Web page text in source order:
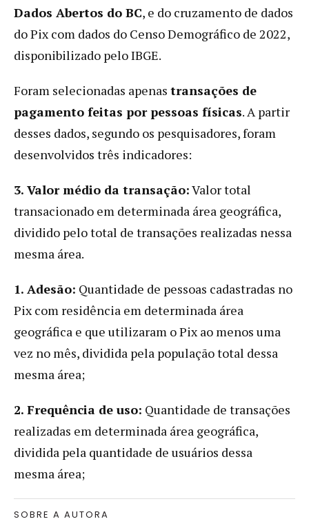
Dados Abertos do BC, e do cruzamento de dados
do Pix com dados do Censo Demográfico de 2022,
disponibilizado pelo IBGE.
Foram selecionadas apenas transações de
pagamento feitas por pessoas físicas. A partir
desses dados, segundo os pesquisadores, foram
desenvolvidos três indicadores:
3. Valor médio da transação:Valor total
transacionado em determinada área geográfica,
dividido pelo total de transações realizadas nessa
mesma área.
1. Adesão: Quantidade de pessoas cadastradas no
Pix com residência em determinada área
geográfica e que utilizaram o Pix ao menos uma
vez no mês, dividida pela população total dessa
mesma área;
2. Frequência de uso: Quantidade de transações
realizadas em determinada área geográfica,
dividida pela quantidade de usuários dessa
mesma área;
SOBRE A AUTORA